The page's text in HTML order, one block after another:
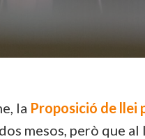
la Proposició de llei
mesos, però que